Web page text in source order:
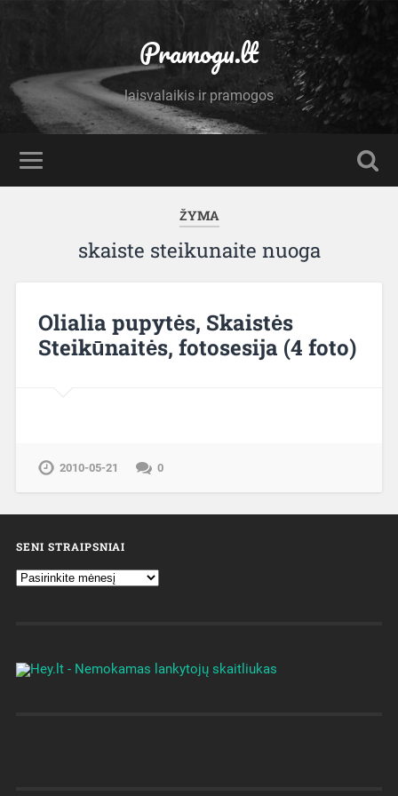
Pramogu.lt
laisvalaikis ir pramogos
ŽYMA
skaiste steikunaite nuoga
Olialia pupytės, Skaistės
Steikūnaitės, fotosesija (4 foto)
2010-05-21 0
SENI STRAIPSNIAI